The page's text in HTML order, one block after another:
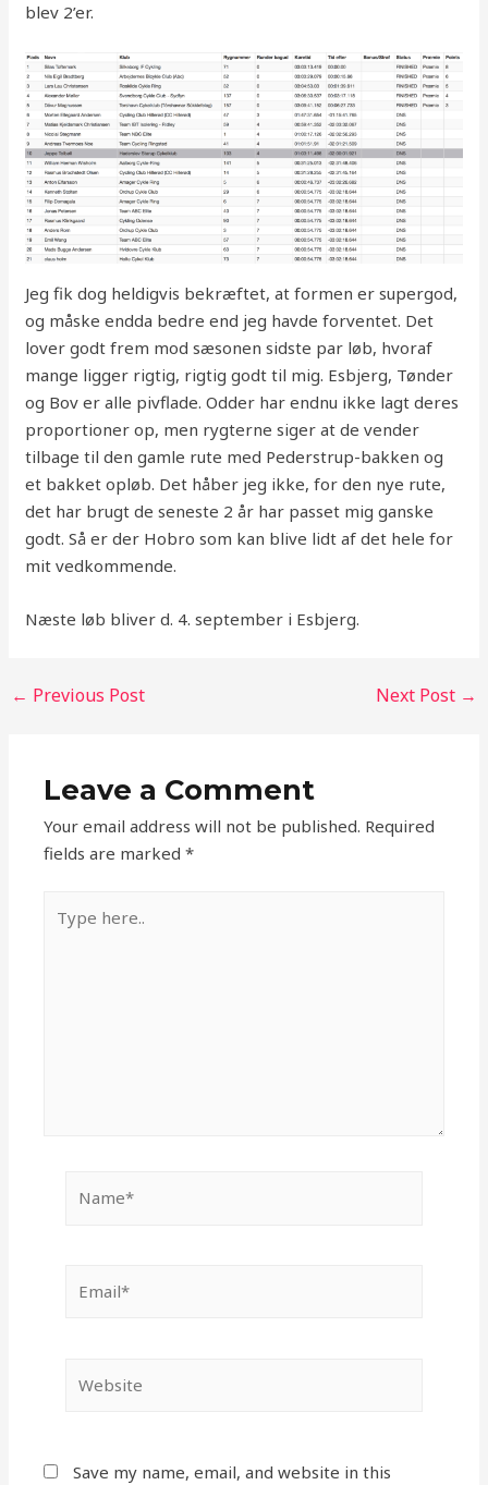
blev 2’er.
Jeg fik dog heldigvis bekræftet, at formen er supergod,
og måske endda bedre end jeg havde forventet. Det
lover godt frem mod sæsonen sidste par løb, hvoraf
mange ligger rigtig, rigtig godt til mig. Esbjerg, Tønder
og Bov er alle pivflade. Odder har endnu ikke lagt deres
proportioner op, men rygterne siger at de vender
tilbage til den gamle rute med Pederstrup-bakken og
et bakket opløb. Det håber jeg ikke, for den nye rute,
det har brugt de seneste 2 år har passet mig ganske
godt. Så er der Hobro som kan blive lidt af det hele for
mit vedkommende.
Næste løb bliver d. 4. september i Esbjerg.
← Previous Post Next Post →
Leave a Comment
Your email address will not be published. Required
fields are marked*
here..
Save my name, email, and website in this